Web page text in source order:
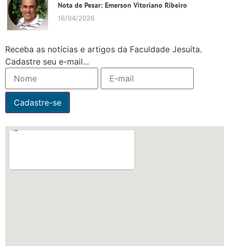
Nota de Pesar: Emerson Vitoriano Ribeiro
16/04/2026
Receba as notícias e artigos da Faculdade Jesuíta.
Cadastre seu e-mail...